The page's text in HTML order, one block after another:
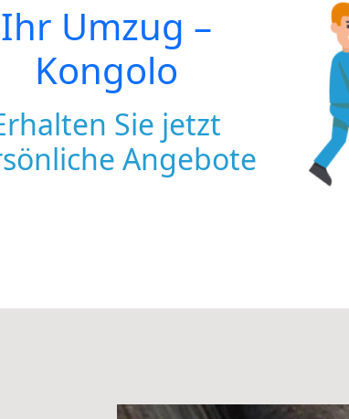
Ihr Umzug –
Kongolo
Sie jetzt
Angebote